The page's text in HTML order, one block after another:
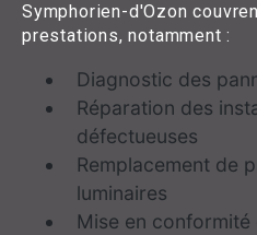
Symphorien-d'Ozon
prestations, notamment :
Diagnostic des
Réparation des
défectueuses
Remplacement de
luminaires
Mise en conformité